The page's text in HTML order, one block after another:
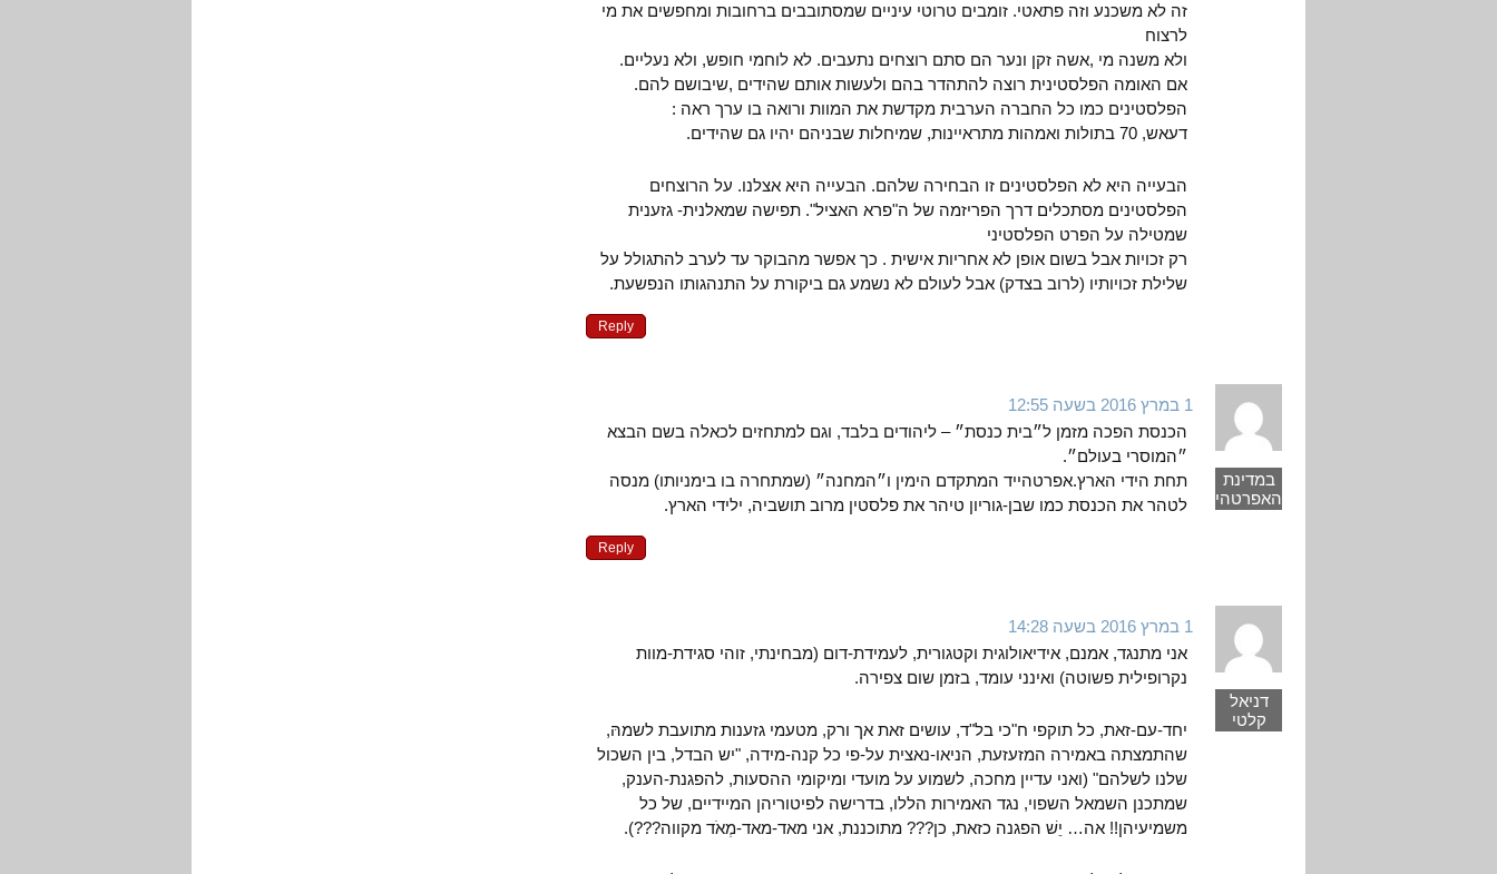
זה לא משכנע וזה פתאטי. זומבים טרוטי עיניים שמסתובבים ברחובות ומחפשים את מי
לרצוח
ולא משנה מי ,אשה זקן ונער הם סתם רוצחים נתעבים. לא לוחמי חופש, ולא נעליים.
אם האומה הפלסטינית רוצה להתהדר בהם ולעשות אותם שהידים ,שיבושם להם.
הפלסטינים כמו כל החברה הערבית מקדשת את המוות ורואה בו ערך ראה :
דעאש, 70 בתולות ואמהות מתראיינות, שמיחלות שבניהם יהיו גם שהידים.
הבעייה היא לא הפלסטינים זו הבחירה שלהם. הבעייה היא אצלנו. על הרוצחים
הפלסטינים מסתכלים דרך הפריזמה של ה"פרא האציל". תפישה שמאלנית- גזענית
שמטילה על הפרט הפלסטיני
רק זכויות אבל בשום אופן לא אחריות אישית . כך אפשר מהבוקר עד לערב להתגולל על
שלילת זכויותיו (לרוב בצדק) אבל לעולם לא נשמע גם ביקורת על התנהגותו הנפשעת.
Reply
במדינת
האפרטהייד
1 במרץ 2016 בשעה 12:55
הכנסת הפכה מזמן ל״בית כנסת״ – ליהודים בלבד, וגם למתחזים לכאלה בשם הבצא
״המוסרי בעולם״.
תחת הידי הארץ.אפרטהייד המתקדם הימין ו״המחנה״ (שמתחרה בו בימניותו) מנסה
לטהר את הכנסת כמו שבן-גוריון טיהר את פלסטין מרוב תושביה, ילידי הארץ.
Reply
דניאל
קלטי
1 במרץ 2016 בשעה 14:28
אני מתנגד, אמנם, אידיאולוגית וקטגורית, לעמידת-דום (מבחינתי, זוהי סגידת-מוות
נקרופילית פשוטה) ואינני עומד, בזמן שום צפירה.
יחד-עם-זאת, כל תוקפי ח"כי בל"ד, עושים זאת אך ורק, מטעמי גזענות מתועבת לשמהּ,
שהתמצתה באמירה המזעזעת, הניאו-נאצית על-פי כל קנה-מידה, "יש הבדל, בין השכול
שלנו לשלהם" (ואני עדיין מחכה, לשמוע על מועדי ומיקומי ההסעות, להפגנת-הענק,
שמתכנן השמאל השפוי, נגד האמירות הללו, בדרישה לפיטוריהן המיידיים, של כל
משמיעיהן!! אה… יֵשׁ הפגנה כזאת, כן??? מתוכננת, אני מאד-מאד-מְאֹד מקווה???).